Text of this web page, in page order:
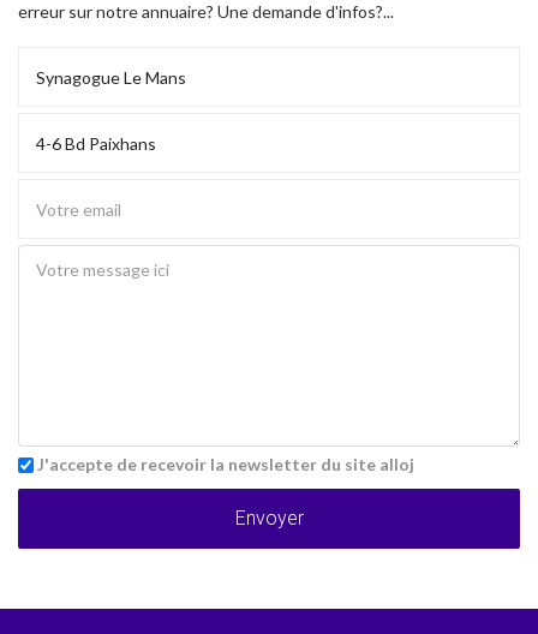
erreur sur notre annuaire? Une demande d'infos?...
J'accepte de recevoir la newsletter du site alloj
Envoyer